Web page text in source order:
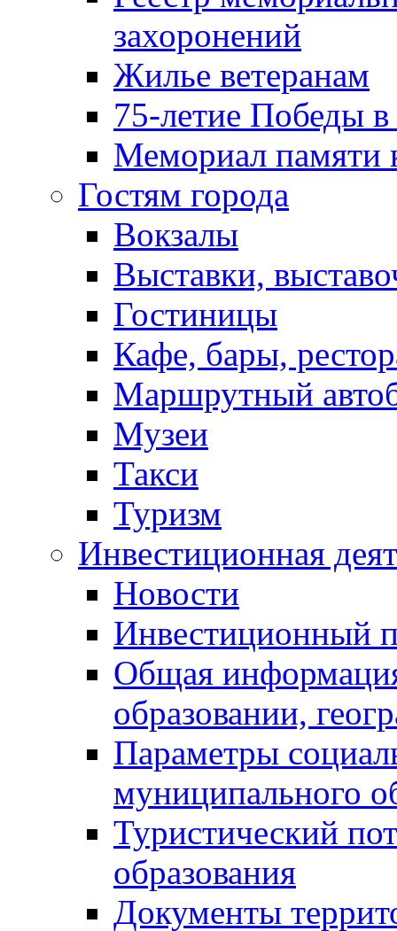
захоронений
Жилье ветеранам
75-летие Победы
Мемориал памяти
Гостям города
Вокзалы
Выставки,
Гостиницы
Кафе, бары,
Маршрутный
Музеи
Такси
Туризм
Инвестиционная
Новости
Инвестиционный
Общая
образовании,
Параметры
муниципального
Туристический
образования
Документы